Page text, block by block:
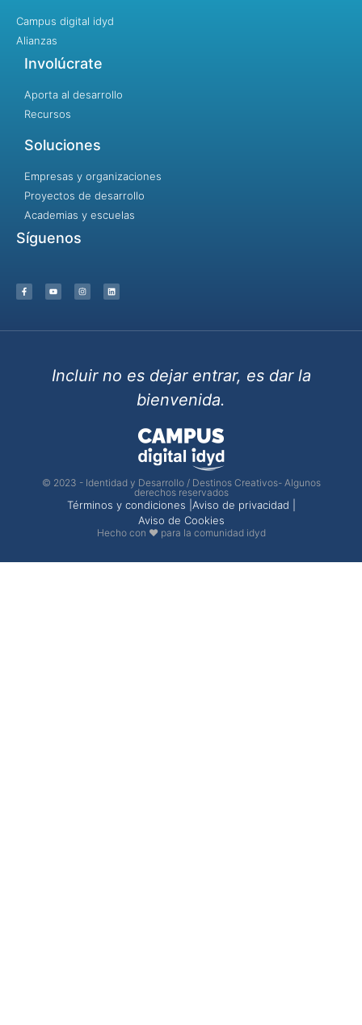
Campus digital idyd
Alianzas
Involúcrate
Aporta al desarrollo
Recursos
Soluciones
Empresas y organizaciones
Proyectos de desarrollo
Academias y escuelas
Síguenos
Incluir no es dejar entrar, es dar la
bienvenida.
© 2023 - Identidad y Desarrollo / Destinos Creativos- Algunos
derechos reservados
Términos y condiciones | Aviso de privacidad |
Aviso de Cookies
Hecho con ❤ para la comunidad idyd